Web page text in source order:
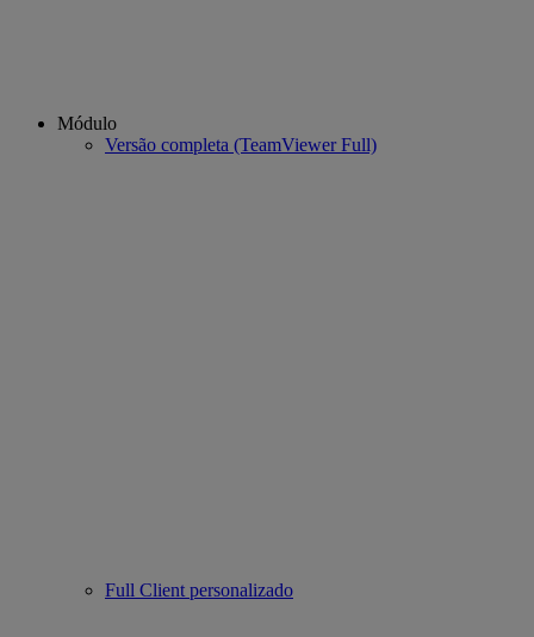
Módulo
Versão completa (TeamViewer Full)
Full Client personalizado